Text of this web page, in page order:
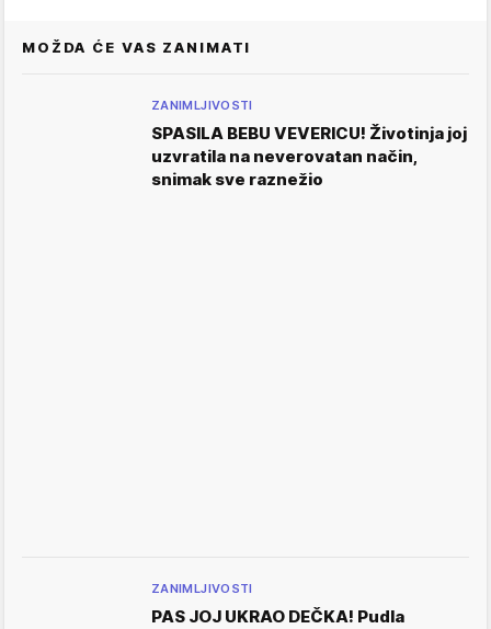
MOŽDA ĆE VAS ZANIMATI
ZANIMLJIVOSTI
SPASILA BEBU VEVERICU! Životinja joj
uzvratila na neverovatan način,
snimak sve raznežio
ZANIMLJIVOSTI
PAS JOJ UKRAO DEČKA! Pudla